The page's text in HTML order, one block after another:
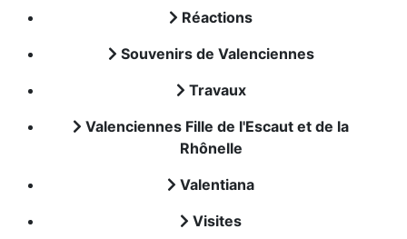
Réactions
Souvenirs de Valenciennes
Travaux
Valenciennes Fille de l'Escaut et de la
Rhônelle
Valentiana
Visites